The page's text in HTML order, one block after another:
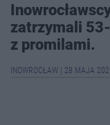
zatrzymali
z promilami.
INOWROCŁAW 28 MAJA